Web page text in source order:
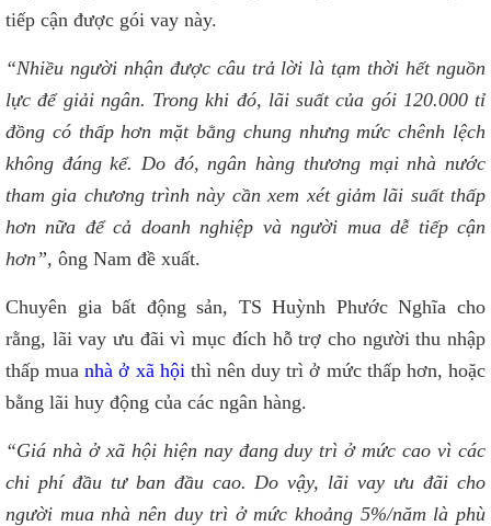
tiếp cận được gói vay này.
“Nhiều người nhận được câu trả lời là tạm thời hết nguồn
lực để giải ngân. Trong khi đó, lãi suất của gói 120.000 tỉ
đồng có thấp hơn mặt bằng chung nhưng mức chênh lệch
không đáng kể. Do đó, ngân hàng thương mại nhà nước
tham gia chương trình này cần xem xét giảm lãi suất thấp
hơn nữa để cả doanh nghiệp và người mua dễ tiếp cận
hơn”, ông Nam đề xuất.
Chuyên gia bất động sản, TS Huỳnh Phước Nghĩa cho
rằng, lãi vay ưu đãi vì mục đích hỗ trợ cho người thu nhập
thấp muanhà ở xã hộithì nên duy trì ở mức thấp hơn, hoặc
bằng lãi huy động của các ngân hàng.
“Giá nhà ở xã hội hiện nay đang duy trì ở mức cao vì các
chi phí đầu tư ban đầu cao. Do vậy, lãi vay ưu đãi cho
người mua nhà nên duy trì ở mức khoảng 5%/năm là phù